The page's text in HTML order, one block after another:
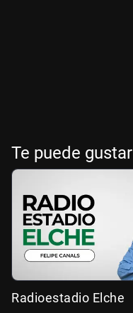
Te puede gustar
Radioestadio Elche